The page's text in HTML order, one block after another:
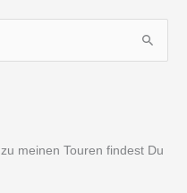
meinen Touren findest Du